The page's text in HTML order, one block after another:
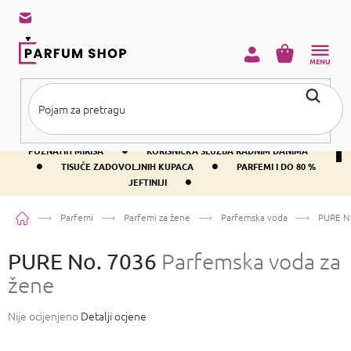
sadržaj
BESPLATNA DOSTAVA IZNAD PRIBLIŽNO 37 € •
400+ SVJETSKI
POZNATIH MIRISA
• KORISNIČKA SLUŽBA RADNIM DANIMA
• TISUĆE ZADOVOLJNIH KUPACA •
PARFEMI I DO 80 %
JEFTINIJI
•
KOŠARICA
PočetnaParfemi Parfemi za žene Parfemska voda PURE
PURE No. 7036 Parfemska voda za
žene
Prosječna
Nije ocijenjeno Detalji ocjene